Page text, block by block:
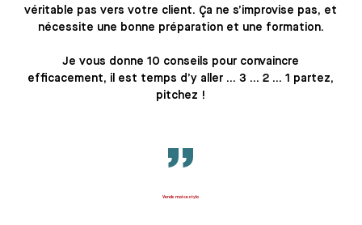
véritable pas vers votre client. Ça ne s’improvise pas, et
nécessite une bonne préparation et une formation.
Je vous donne 10 conseils pour convaincre
efficacement, il est temps d’y aller … 3 … 2 … 1 partez,
pitchez !
”
Vends moi ce stylo